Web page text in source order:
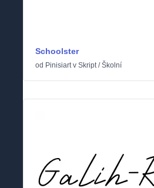
Schoolster
od Pinisiartv Skript/Školní